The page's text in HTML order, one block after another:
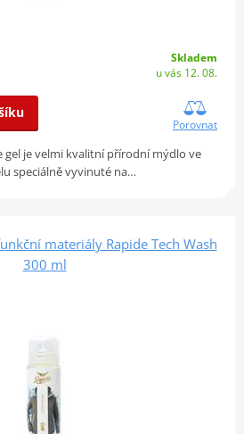
Skladem
u vás 12. 08.
Porovnat
gel je velmi kvalitní přírodní mýdlo ve
speciálně vyvinuté na…
materiály Rapide Tech Wash
300 ml